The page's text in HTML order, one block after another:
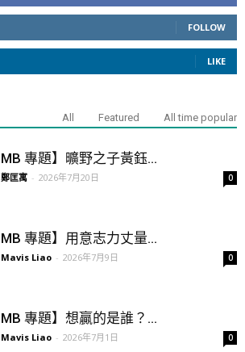
FOLLOW
LIKE
All Featured All time popular
專題】曠野之子黃鈺...
鄭匡寓 - 2026年7月20日 0
專題】用意志力丈量...
Mavis Liao - 2026年7月9日 0
專題】想贏的是誰？...
Mavis Liao - 2026年7月1日 0